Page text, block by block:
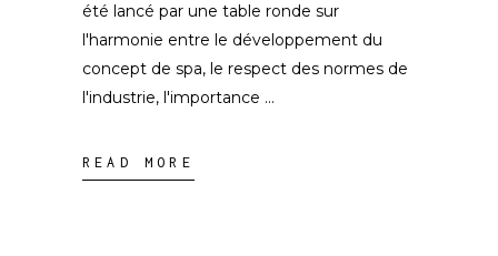
été lancé par une table ronde sur
l'harmonie entre le développement du
concept de spa, le respect des normes de
l'industrie, l'importance
READ MORE